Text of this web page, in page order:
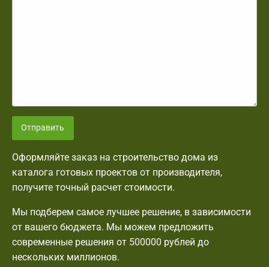
Отправить
Оформляйте заказ на строительство дома из
каталога готовых проектов от производителя,
получите точный расчет стоимости.
Мы подберем самое лучшее решение, в зависимости
от вашего бюджета. Мы можем предложить
современные решения от 500000 рублей до
нескольких миллионов.